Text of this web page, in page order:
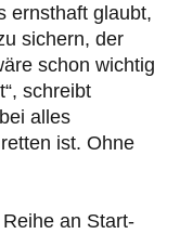
ernsthaft glaubt,
sichern, der
schon wichtig
schreibt
alles
ist. Ohne
an Start-